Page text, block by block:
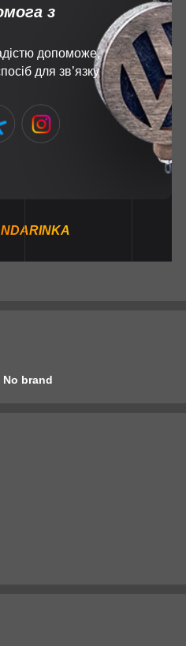
з
допоможе,
для зв’язку
No brand